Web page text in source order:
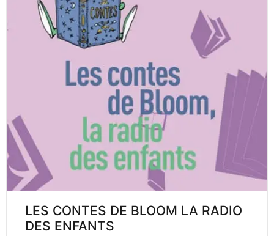
LES CONTES DE BLOOM LA RADIO
DES ENFANTS